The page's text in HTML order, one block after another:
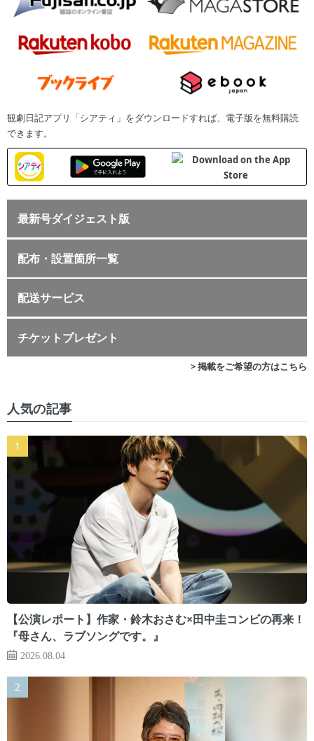
観劇日記アプリ「シアティ」をダウンロードすれば、電子版を無料購読
できます。
最新号ダイジェスト版
配布・設置箇所一覧
配送サービス
チケットプレゼント
> 掲載をご希望の方はこちら
人気の記事
【公演レポート】作家・鈴木おさむ×田中圭コンビの再来！
『母さん、ラブソングです。』
2026.08.04